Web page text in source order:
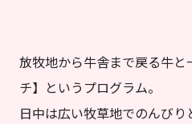
放牧地から牛舎まで戻る牛
チ】というプログラム。
日中は広い牧草地でのんび